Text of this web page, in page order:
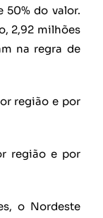
50% do valor.
2,92 milhões
na regra de
região e por
o Nordeste